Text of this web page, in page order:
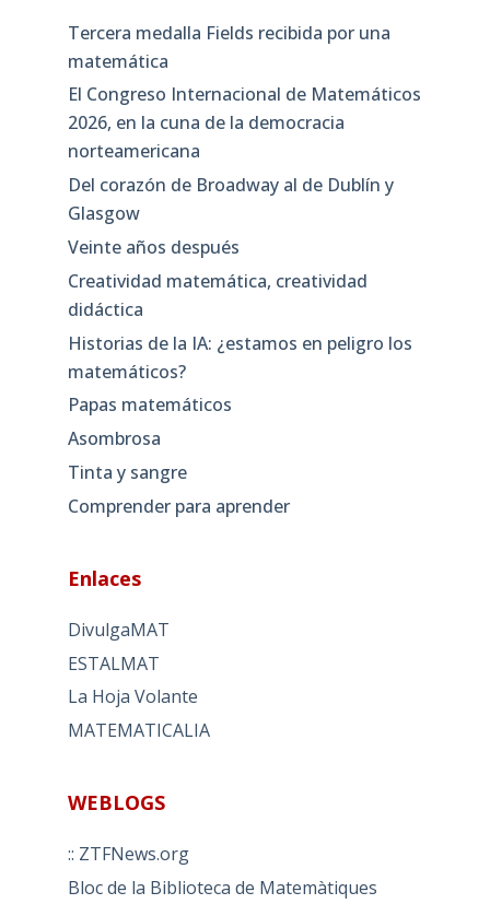
Tercera medalla Fields recibida por una
matemática
El Congreso Internacional de Matemáticos
2026, en la cuna de la democracia
norteamericana
Del corazón de Broadway al de Dublín y
Glasgow
Veinte años después
Creatividad matemática, creatividad
didáctica
Historias de la IA: ¿estamos en peligro los
matemáticos?
Papas matemáticos
Asombrosa
Tinta y sangre
Comprender para aprender
Enlaces
DivulgaMAT
ESTALMAT
La Hoja Volante
MATEMATICALIA
WEBLOGS
:: ZTFNews.org
Bloc de la Biblioteca de Matemàtiques